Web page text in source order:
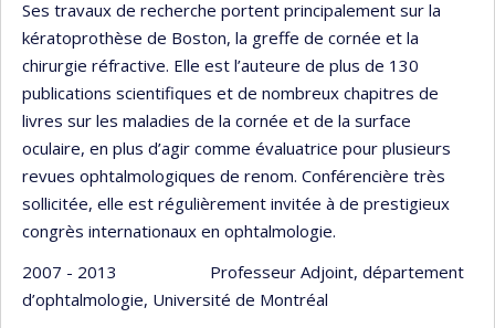
Ses travaux de recherche portent principalement sur la
kératoprothèse de Boston, la greffe de cornée et la
chirurgie réfractive. Elle est l’auteure de plus de 130
publications scientifiques et de nombreux chapitres de
livres sur les maladies de la cornée et de la surface
oculaire, en plus d’agir comme évaluatrice pour plusieurs
revues ophtalmologiques de renom. Conférencière très
sollicitée, elle est régulièrement invitée à de prestigieux
congrès internationaux en ophtalmologie.
2007 - 2013 Professeur Adjoint, département
d’ophtalmologie, Université de Montréal